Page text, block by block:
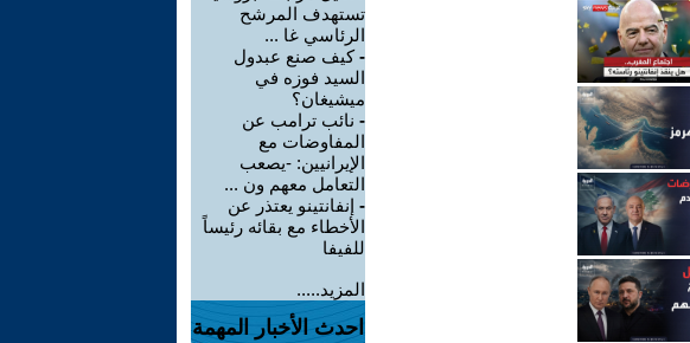
تستهدف المرشح
الرئاسي غا ...
-كيف صنع عبدول
السيد فوزه في
ميشيغان؟
- نائب ترامب عن
المفاوضات مع
الإيرانيين: -يصعب
التعامل معهم ون ...
- إنفانتينو يعتذر عن
الأخطاء مع بقائه رئيساً
للفيفا
المزيد.....
احدث الأخبار المهمة